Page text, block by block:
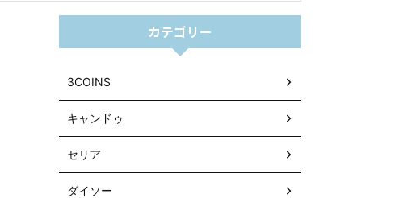
カテゴリー
3COINS
キャンドゥ
セリア
ダイソー